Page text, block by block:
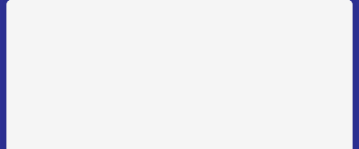
pháp chiết xuất bằng CO₂ siêu tới